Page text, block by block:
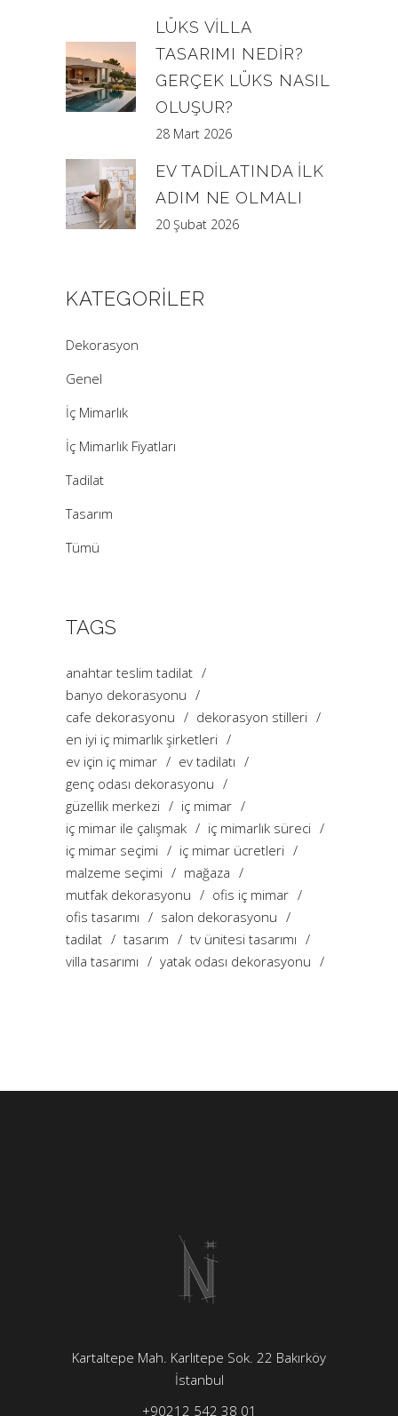
LÜKS VILLA
TASARIMI NEDIR?
GERÇEK LÜKS NASIL
OLUŞUR?
28 Mart 2026
EV TADILATINDA İLK
ADIM NE OLMALI
20 Şubat 2026
KATEGORILER
Dekorasyon
Genel
İç Mimarlık
İç Mimarlık Fiyatları
Tadilat
Tasarım
Tümü
TAGS
anahtar teslim tadilat
banyo dekorasyonu
cafe dekorasyonu
dekorasyon stilleri
en iyi iç mimarlık şirketleri
ev için iç mimar
ev tadilatı
genç odası dekorasyonu
güzellik merkezi
iç mimar
iç mimar ile çalışmak
iç mimarlık süreci
iç mimar seçimi
iç mimar ücretleri
malzeme seçimi
mağaza
mutfak dekorasyonu
ofis iç mimar
ofis tasarımı
salon dekorasyonu
tadilat
tasarım
tv ünitesi tasarımı
villa tasarımı
yatak odası dekorasyonu
Kartaltepe Mah. Karlıtepe Sok. 22 Bakırköy
İstanbul
+90212 542 38 01